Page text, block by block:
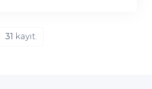
31 kayıt.